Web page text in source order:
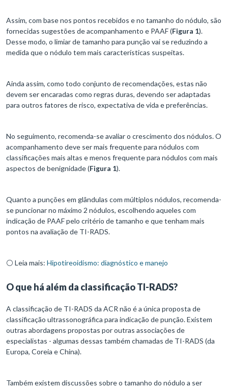
Assim, com base nos pontos recebidos e no tamanho do nódulo, são
fornecidas sugestões de acompanhamento e PAAF (Figura 1).
Desse modo, o limiar de tamanho para punção vai se reduzindo a
medida que o nódulo tem mais características suspeitas.
Ainda assim, como todo conjunto de recomendações, estas não
devem ser encaradas como regras duras, devendo ser adaptadas
para outros fatores de risco, expectativa de vida e preferências.
No seguimento, recomenda-se avaliar o crescimento dos nódulos. O
acompanhamento deve ser mais frequente para nódulos com
classificações mais altas e menos frequente para nódulos com mais
aspectos de benignidade (Figura 1).
Quanto a punções em glândulas com múltiplos nódulos, recomenda-
se puncionar no máximo 2 nódulos, escolhendo aqueles com
indicação de PAAF pelo critério de tamanho e que tenham mais
pontos na avaliação de TI-RADS.
⚪ Leia mais: Hipotireoidismo: diagnóstico e manejo
O que há além da classificação TI-RADS?
A classificação de TI-RADS da ACR não é a única proposta de
classificação ultrassonográfica para indicação de punção. Existem
outras abordagens propostas por outras associações de
especialistas - algumas dessas também chamadas de TI-RADS (da
Europa, Coreia e China).
Também existem discussões sobre o tamanho do nódulo a ser